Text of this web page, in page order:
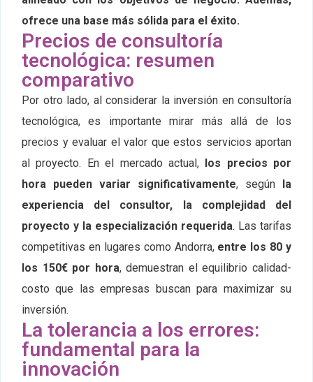
ofrece una base más sólida para el éxito.
Precios de consultoría
tecnológica: resumen
comparativo
Por otro lado, al considerar la inversión en consultoría
tecnológica, es importante mirar más allá de los
precios y evaluar el valor que estos servicios aportan
al proyecto. En el mercado actual,
los precios por
hora pueden variar significativamente, según
la
experiencia del consultor, la complejidad del
proyecto y la especialización requerida. Las tarifas
competitivas en lugares como Andorra, entre los 80 y
los 150€ por hora, demuestran el equilibrio calidad-
costo que las empresas buscan para maximizar su
inversión.
La tolerancia a los errores:
fundamental para la
innovación